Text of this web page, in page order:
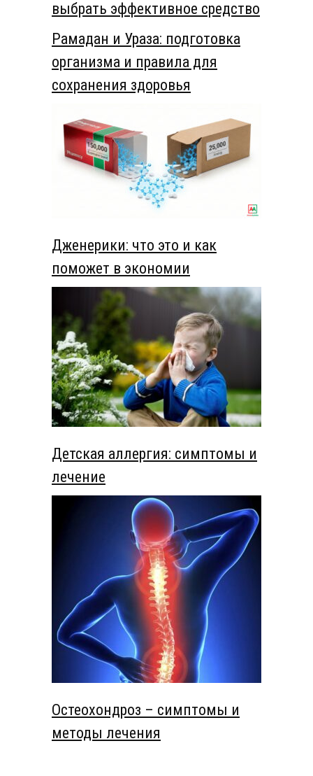
выбрать эффективное средство
Рамадан и Ураза: подготовка
организма и правила для
сохранения здоровья
Дженерики: что это и как
поможет в экономии
Детская аллергия: симптомы и
лечение
Остеохондроз – симптомы и
методы лечения